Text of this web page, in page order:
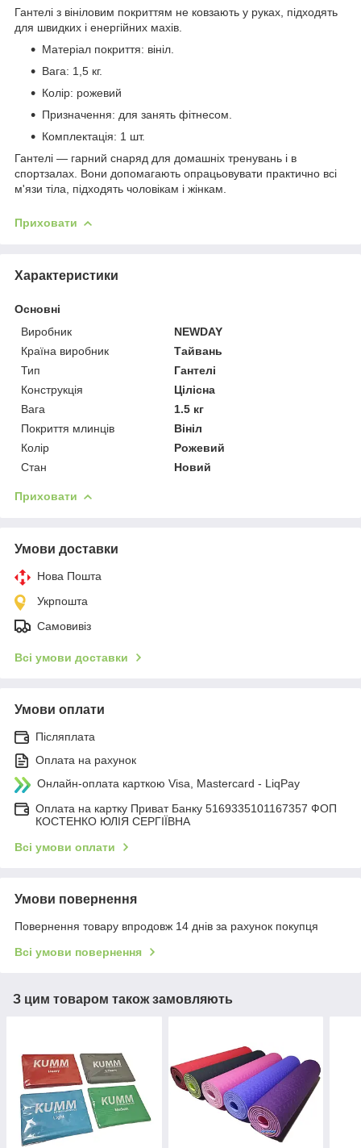
Гантелі з вініловим покриттям не ковзають у руках, підходять
для швидких і енергійних махів.
Матеріал покриття: вініл.
Вага: 1,5 кг.
Колір: рожевий
Призначення: для занять фітнесом.
Комплектація: 1 шт.
Гантелі — гарний снаряд для домашніх тренувань і в
спортзалах. Вони допомагають опрацьовувати практично всі
м'язи тіла, підходять чоловікам і жінкам.
Приховати
Характеристики
Основні
Виробник
NEWDAY
Країна виробник
Тайвань
Тип
Гантелі
Конструкція
Цілісна
Вага
1.5 кг
Покриття млинців
Вініл
Колір
Рожевий
Стан
Новий
Приховати
Умови доставки
Нова Пошта
Укрпошта
Самовивіз
Всі умови доставки
Умови оплати
Післяплата
Оплата на рахунок
Онлайн-оплата карткою Visa, Mastercard - LiqPay
Оплата на картку Приват Банку 5169335101167357 ФОП
КОСТЕНКО ЮЛІЯ СЕРГІЇВНА
Всі умови оплати
Умови повернення
Повернення товару впродовж 14 днів за рахунок покупця
Всі умови повернення
З цим товаром також замовляють